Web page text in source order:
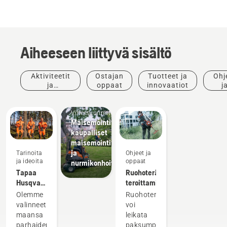
Aiheeseen liittyvä sisältö
Aktiviteetit
ja
Ostajan
oppaat
Tuotteet ja
innovaatiot
Tarinoita
ja ideoita
Tapaa
Husqvarnan
H-tiimi –
tuotteidemme
vaativimmat
käyttäjät
Olemme
valinneet
maansa
parhaiden
Vihersuunnittelu
Maisemointivälineet,
kaupalliset
maisemointivälineet
ja
nurmikonhoitovälineet
Ohjeet ja
oppaat
Ruohoterän
teroittaminen
Ruohoterällä
voi
leikata
paksumpaa